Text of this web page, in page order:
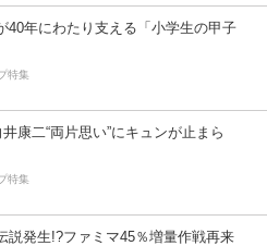
40年にわたり支える「小学生の甲子
特集
康二“両片思い”にキュンが止まら
特集
説発生!?ファミマ45％増量作戦再来